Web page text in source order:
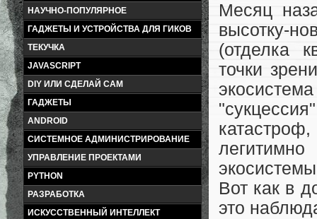
НАУЧНО-ПОПУЛЯРНОЕ
ГАДЖЕТЫ И УСТРОЙСТВА ДЛЯ ГИКОВ
ТЕКУЧКА
JAVASCRIPT
DIY ИЛИ СДЕЛАЙ САМ
ГАДЖЕТЫ
ANDROID
СИСТЕМНОЕ АДМИНИСТРИРОВАНИЕ
УПРАВЛЕНИЕ ПРОЕКТАМИ
PYTHON
РАЗРАБОТКА
ИСКУССТВЕННЫЙ ИНТЕЛЛЕКТ
Месяц
высотку-
(отделка
точки
Вот как в
это